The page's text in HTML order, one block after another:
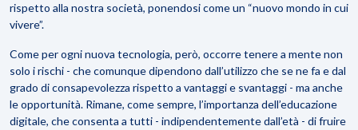
rispetto alla nostra società, ponendosi come un “nuovo mondo in cui
vivere”.
Come per ogni nuova tecnologia, però, occorre tenere a mente non
solo i rischi - che comunque dipendono dall’utilizzo che se ne fa e dal
grado di consapevolezza rispetto a vantaggi e svantaggi - ma anche
le opportunità. Rimane, come sempre, l’importanza dell’educazione
digitale, che consenta a tutti - indipendentemente dall’età - di fruire